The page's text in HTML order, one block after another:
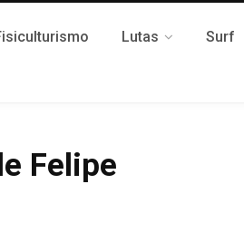
Lutas Surf
Felipe